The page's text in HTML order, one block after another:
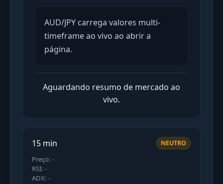
AUD/JPY carrega valores multi-
timeframe ao vivo ao abrir a
página.
Aguardando resumo de mercado ao
vivo.
15 min NEUTRO
Preço: -
RSI: -
ADX: -